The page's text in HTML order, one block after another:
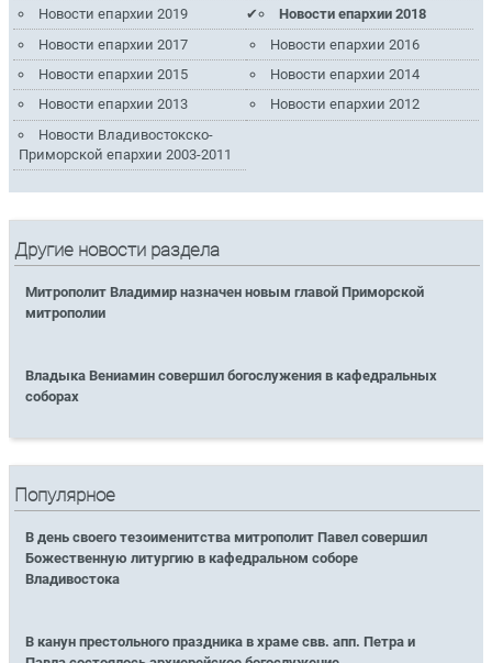
Новости епархии 2019
Новости епархии 2018
Новости епархии 2017
Новости епархии 2016
Новости епархии 2015
Новости епархии 2014
Новости епархии 2013
Новости епархии 2012
Новости Владивостокско-
Приморской епархии 2003-2011
Другие новости раздела
Митрополит Владимир назначен новым главой Приморской
митрополии
Владыка Вениамин совершил богослужения в кафедральных
соборах
Популярное
В день своего тезоименитства митрополит Павел совершил
Божественную литургию в кафедральном соборе
Владивостока
В канун престольного праздника в храме свв. апп. Петра и